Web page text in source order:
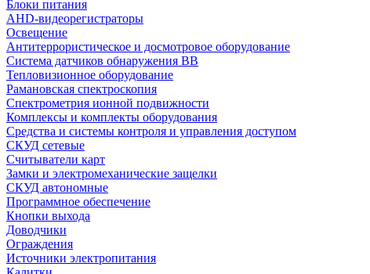
Блоки питания
AHD-видеорегистраторы
Освещение
Антитеррористическое и досмотровое оборудование
Cистема датчиков обнаружения ВВ
Тепловизионное оборудование
Рамановская спектроскопия
Спектрометрия ионной подвижности
Комплексы и комплекты оборудования
Средства и системы контроля и управления доступом
СКУД сетевые
Считыватели карт
Замки и электромеханические защелки
СКУД автономные
Программное обеспечение
Кнопки выхода
Доводчики
Ограждения
Источники электропитания